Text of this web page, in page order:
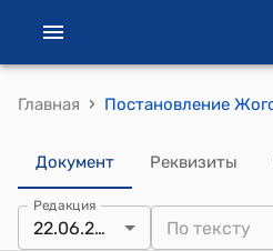
Главная ›
Документ Реквизиты
Редакция
22.06.2017